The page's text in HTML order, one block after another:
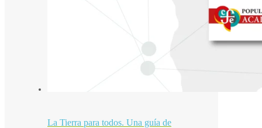
La Tierra para todos. Una guía de